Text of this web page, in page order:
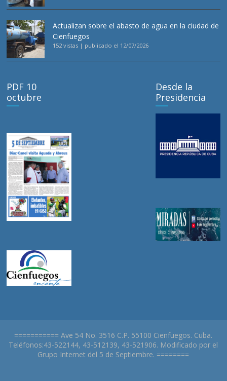
Actualizan sobre el abasto de agua en la ciudad de
Cienfuegos
152 vistas | publicado el 12/07/2026
PDF 10
octubre
Desde la
Presidencia
=========== Ave 54 No. 3516 C.P. 55100 Cienfuegos. Cuba.
Teléfonos:43-522144, 43-512139, 43-521906. Modificado por el
Grupo Internet del 5 de Septiembre. ========